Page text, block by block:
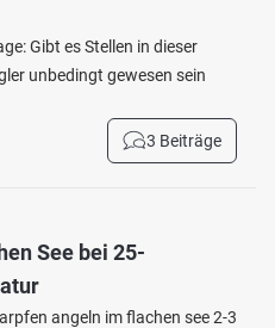
Gibt es Stellen in dieser
unbedingt gewesen sein
3 Beiträge
See bei 25-
angeln im flachen see 2-3